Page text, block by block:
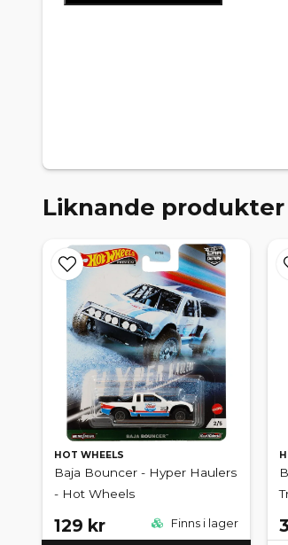
Liknande produkter
HOT WHEELS
Baja Bouncer - Hyper Haulers
- Hot Wheels
129 kr Finns i lager